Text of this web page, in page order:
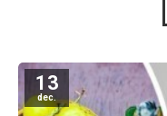
13
dec.